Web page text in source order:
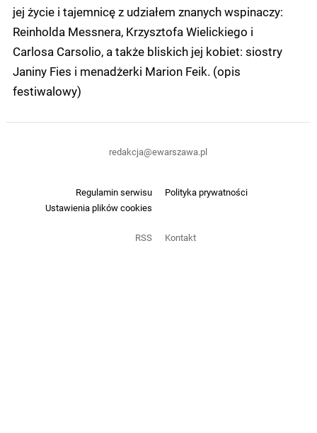
jej życie i tajemnicę z udziałem znanych wspinaczy:
Reinholda Messnera, Krzysztofa Wielickiego i
Carlosa Carsolio, a także bliskich jej kobiet: siostry
Janiny Fies i menadżerki Marion Feik. (opis
festiwalowy)
Regulamin serwisu
Polityka prywatności
Ustawienia plików cookies
RSS Kontakt
redakcja@ewarszawa.pl